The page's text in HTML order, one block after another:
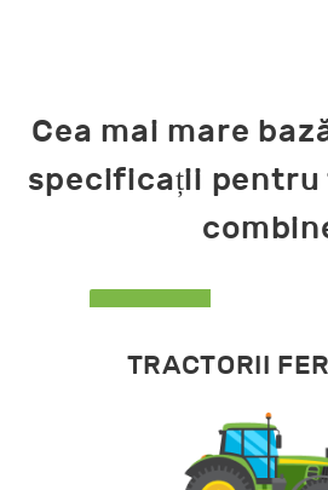
Cea mai mare
specificații
TRACTORII